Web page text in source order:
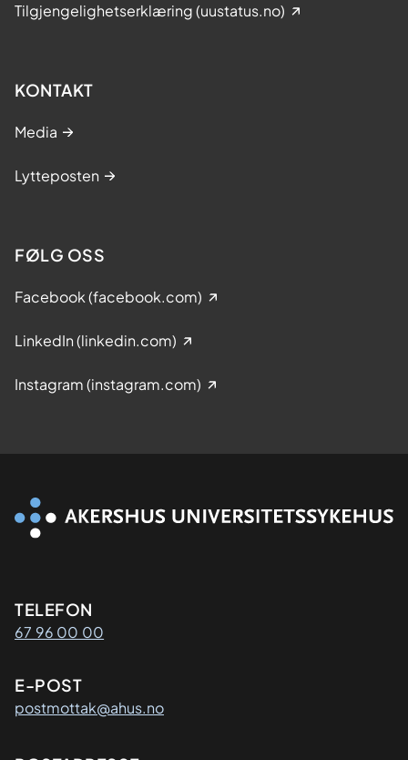
Tilgjengelighetserklæring (uustatus.no)
KONTAKT
Media
Lytteposten
FØLG OSS
Facebook (facebook.com)
LinkedIn (linkedin.com)
Instagram (instagram.com)
Kontaktinformasjon
TELEFON
67 96 00 00
E-POST
postmottak@ahus.no